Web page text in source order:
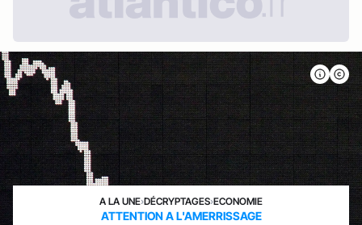
A LA UNE›DÉCRYPTAGES›ECONOMIE
ATTENTION A L'AMERRISSAGE